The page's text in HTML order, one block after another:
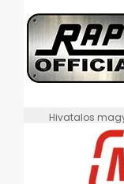
Hivatalos